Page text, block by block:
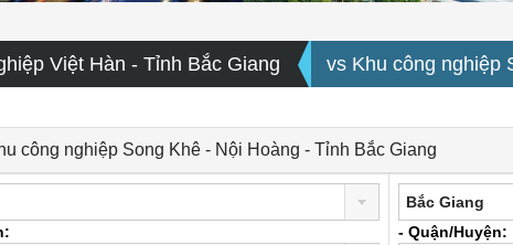
Việt Hàn - Tỉnh Bắc Giang vs Khu công nghiệp
công nghiệp Song Khê - Nội Hoàng - Tỉnh Bắc Giang
Bắc Giang
- Quận/Huyện: